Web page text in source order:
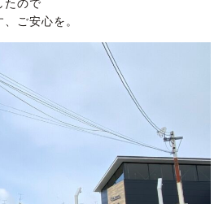
たので
ご安心を。